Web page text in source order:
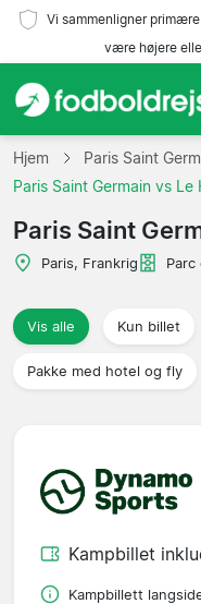
Vi sammenligner
være højere
Hjem
Ligaer
Rejsebureauer
Hjem
Paris Saint
Paris Saint Germain vs Le
Paris Saint
Paris, Frankrig Parc
Vis alle Kun billet
Pakke med hotel og fly
Kampbillet
Kampbillett